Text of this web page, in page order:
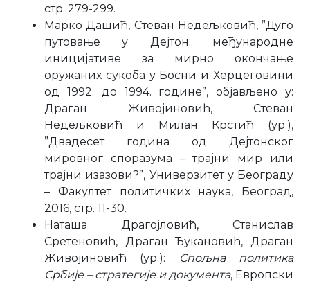
стр. 279-299.
Марко Дашић, Стеван Недељковић, ”Дуго
путовање у Дејтон: међународне
иницијативе за мирно окончање
оружаних сукоба у Босни и Херцеговини
од 1992. до 1994. године”, објављено у:
Драган Живојиновић, Стеван
Недељковић и Милан Крстић (ур.),
”Двадесет година од Дејтонског
мировног споразума – трајни мир или
трајни изазови?”, Универзитет у Београду
– Факултет политичких наука, Београд,
2016, стр. 11-30.
Наташа Драгојловић, Станислав
Сретеновић, Драган Ђукановић, Драган
Живојиновић (ур.):
Спољна политика
Србије – стратегије и документа, Европски